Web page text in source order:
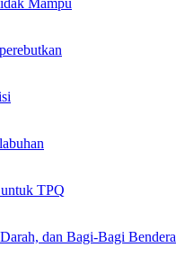
TPQ
dan Bagi-Bagi Bendera